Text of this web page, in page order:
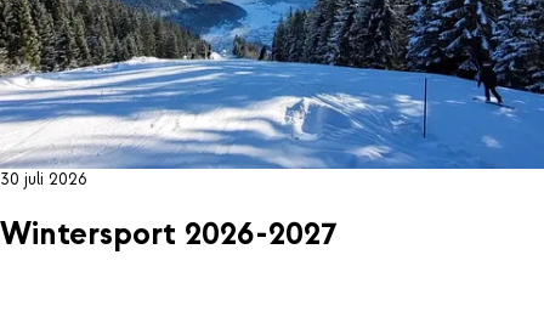
30 juli 2026
Wintersport 2026-2027